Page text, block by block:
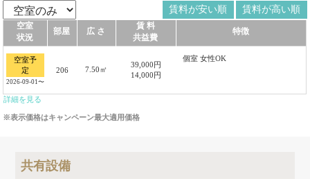
賃料が安い順 賃料が高い順
空室
状況
部屋 広 さ
賃 料
共益費
特徴
空室予
定
2026-09-01〜
206 7.50㎡
39,000円
14,000円
個室 女性OK
詳細を見る
※表示価格はキャンペーン最大適用価格
共有設備